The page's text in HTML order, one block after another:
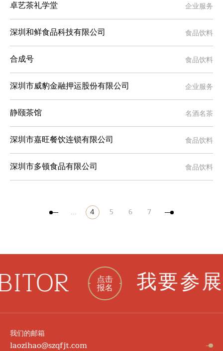
卓艺茶礼学堂 企业服务
深圳和鲜食品科技有限公司 食品饮料
合成号 食品饮料
深圳市威豹金融押运股份有限公司 企业服务
静颐茶馆 名酒名茶
深圳市嘉旺餐饮连锁有限公司 食品饮料
深圳市多顿食品有限公司 食品饮料
... 4 5 6 7
点击
报名
我要参展
我们的邮箱
laozihao@szqfjt.com